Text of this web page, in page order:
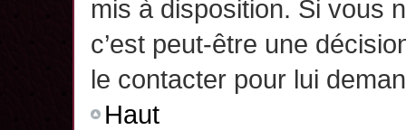
mis à disposition. Si vous
c’est peut-être une
le contacter pour lui
Haut